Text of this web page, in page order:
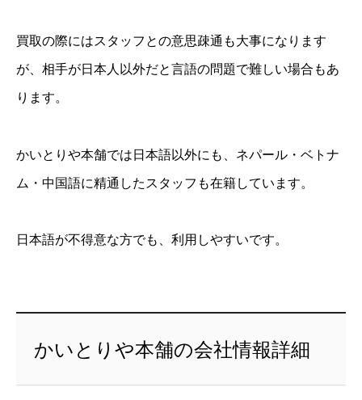
買取の際にはスタッフとの意思疎通も大事になります
が、相手が日本人以外だと言語の問題で難しい場合もあ
ります。
かいとりや本舗では日本語以外にも、ネパール・ベトナ
ム・中国語に精通したスタッフも在籍しています。
日本語が不得意な方でも、利用しやすいです。
かいとりや本舗の会社情報詳細